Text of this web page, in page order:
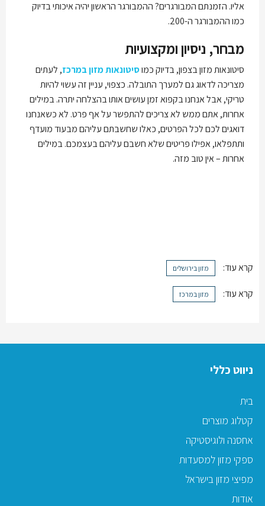
אליו. הזמנתם המבורגרים? ההמבורגר הראשון יהיה איכותי בדיוק
כמו ההמבורגר ה-200.
מבחר, ניסיון ומקצועיות
סיטונאות מזון בצפון, בדיוק כמוסיטונאות מזון במרכז, לעתים
מצריכה לדאוג גם למערך התובלה. כצפוי, עניין זה עשוי להיות
טריקי, אבל אנחנו בקפוא זמן עושים אותו בהצלחה יתרה. במילים
אחרות, אתם ממש לא צריכים להתפשר על אף פרט. לא כשאנחנו
דואגים לכם לכל הפרטים, כאלו שחשבתם עליהם מבעוד מועדף
ותתפלאו, אפילו פריטים שלא חשבם עליהם בעצמכם. במילים
אחרות – אין טוב מזה.
קרא עוד: מזון בירושלים
קרא עוד: מזון במרכז
ניווט כללי
בית
קטלוג מוצרים
אחסנה ולוגיסטיקה
ספקי מזון למסעדות
מפיצי מזון בישראל
אודות